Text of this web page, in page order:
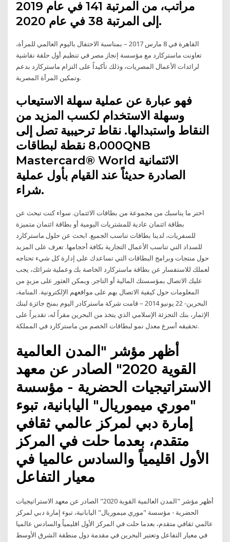
مراتب، من المرتبة 141 في عام 2019
إلى المرتبة 38 في عام 2020.
القاهرة في 8 مارس 2017 – بمناسبة الاحتفال باليوم العالمي للمرأة،
تعاونت ماستركارد مع مؤسسة إنجاز مصر في تنظيم أول حلقة نقاشية
لرائدات الأعمال المصريات، وذلك تأكيداً على التزام ماستركارد بدعم
وتمكين المرأة المصرية.
فهو عبارة عن عملية سهلة الاستيعاب
وسهلة الاستخدام لكسب المزيد من
النقاط واستبدالها. نقاط ترحيبية تصل إلى
8،000 نقطة لبطاقاتQNB
Mastercard® World الائتمانية
الصادرة حديثاً عند القيام بأول عملية
شراء.
اختر ما يناسبك من مجموعة من بطاقات الائتمان. سواء كنت تبحث عن
بطاقة ائتمان عادية للمشتريات اليومية أو بطاقة ائتمان متميزة
للسفريات، لدينا بطاقات تناسب الجميع. ابحث عن حلول ماستركارد
للسداد التي تناسب الأعمال التجارية بكافة أحجامها. تعرف على المزيد
حول منتجات وبرامج البطاقات التي تساعدك على إدارة كل شيء تحتاجه
لعملك للاستفسار عن بطاقة ماستركارد الخاصة بك وعملية شرائك، يجب
عليك الاتصال بمؤسستك المالية أو التاجر. ويمكن العثور على مزيدٍ من
المعلومات حول كيفية الاتصال بهم على مواقعهم الإلكترونية. المنامة،
البحرين- 22 يونيو 2014 – قامت شركة ماستركادر اليوم بمنح جائزة لبنك
الإثمار، بنك التجزئة الإسلامي الذي يتخذ من البحرين مقراً له، تقديراً على
تحقيقه أسرع معدل نمو لبطاقات الخصم من ماستركارد في المملكة.
أظهر مؤشر "المدن العالمية
القوية 2020" الصادر عن معهد
الاستراتيجيات الحضرية - مؤسسة
"موري ميموريال" اليابانية، تبوء
إمارة دبي لمركز عالمي ثقافي
متقدم، بعدما حلت في المركز
الأول اقليمياً والسادس عالميا في
معيار التفاعل
أظهر مؤشر "المدن العالمية القوية 2020" الصادر عن معهد الاستراتيجيات
الحضرية - مؤسسة "موري ميموريال" اليابانية، تبوء إمارة دبي لمركز
عالمي ثقافي متقدم، بعدما حلت في المركز الأول اقليمياً والسادس عالميا
في معيار التفاعل وتعتبر البحرين في مقدمة دول منطقة الشرق الأوسط